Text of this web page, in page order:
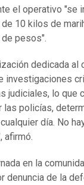
el operativo "se
10 kilos de
pesos".
dedicada
investigaciones
judiciales, lo que
las policías,
día. No
afirmó.
en la
denuncia de la